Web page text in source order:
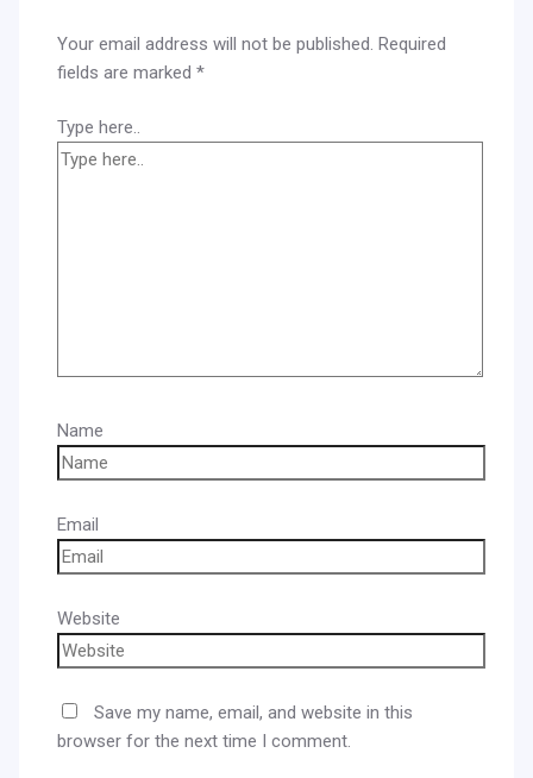
Your email address will not be published. Required
fields are marked*
Type here..
Name
Email
Website
Save my name, email, and website in this
browser for the next time I comment.